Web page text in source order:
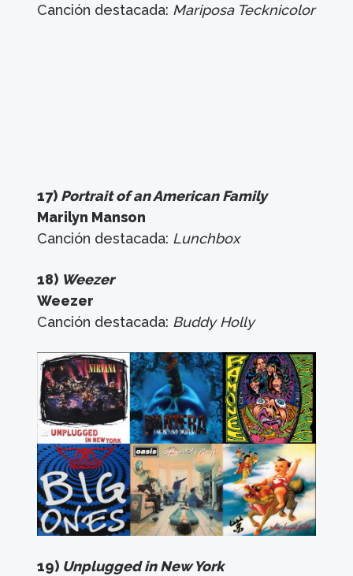
Canción destacada: Mariposa Tecknicolor
17) Portrait of an American Family
Marilyn Manson
Canción destacada: Lunchbox
18) Weezer
Weezer
Canción destacada: Buddy Holly
19) Unplugged in New York